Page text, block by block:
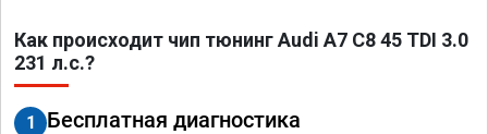
Как происходит чип тюнинг Audi A7 C8 45 TDI 3.0
231 л.с.?
1 Бесплатная диагностика